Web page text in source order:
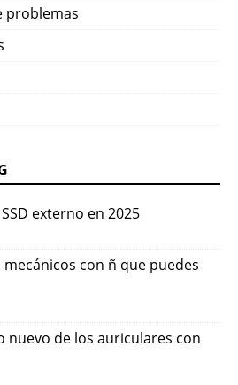
problemas
externo en 2025
con ñ que puedes
nuevo de los auriculares con